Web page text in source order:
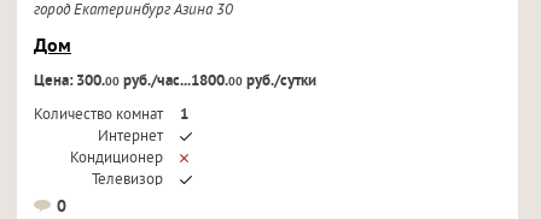
город Екатеринбург Азина 30
Дом
Цена: 300.00руб./час...1800.00руб./сутки
Количество комнат
1
Интернет
Кондиционер
Телевизор
0